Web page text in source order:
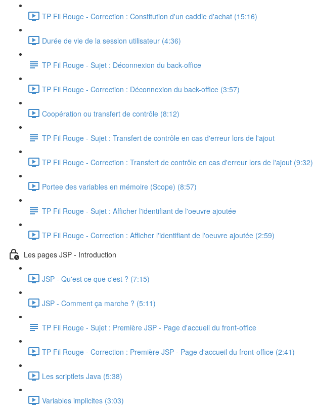
TP Fil Rouge - Correction : Constitution d'un caddie d'achat (15:16)
Durée de vie de la session utilisateur (4:36)
TP Fil Rouge - Sujet : Déconnexion du back-office
TP Fil Rouge - Correction : Déconnexion du back-office (3:57)
Coopération ou transfert de contrôle (8:12)
TP Fil Rouge - Sujet : Transfert de contrôle en cas d'erreur lors de l'ajout
TP Fil Rouge - Correction : Transfert de contrôle en cas d'erreur lors de l'ajout (9:32)
Portee des variables en mémoire (Scope) (8:57)
TP Fil Rouge - Sujet : Afficher l'identifiant de l'oeuvre ajoutée
TP Fil Rouge - Correction : Afficher l'identifiant de l'oeuvre ajoutée (2:59)
Les pages JSP - Introduction
JSP - Qu'est ce que c'est ? (7:15)
JSP - Comment ça marche ? (5:11)
TP Fil Rouge - Sujet : Première JSP - Page d'accueil du front-office
TP Fil Rouge - Correction : Première JSP - Page d'accueil du front-office (2:41)
Les scriptlets Java (5:38)
Variables implicites (3:03)